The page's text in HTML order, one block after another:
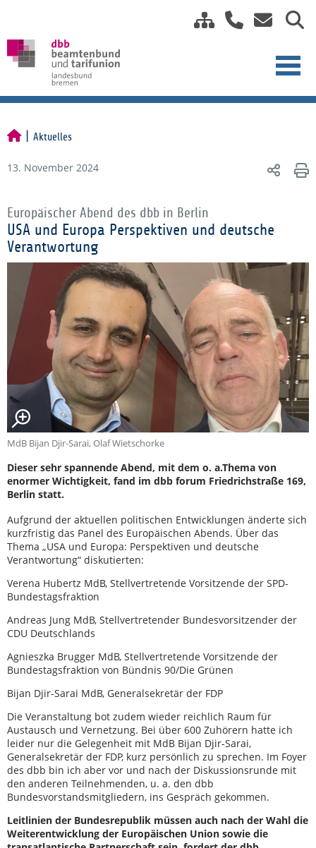
Aktuelles
13. November 2024
Europäischer Abend des dbb in Berlin
USA und Europa Perspektiven und deutsche
Verantwortung
MdB Bijan Djir-Sarai, Olaf Wietschorke
Dieser sehr spannende Abend, mit dem o. a.Thema von
enormer Wichtigkeit, fand im dbb forum Friedrichstraße 169,
Berlin statt.
Aufgrund der aktuellen politischen Entwicklungen änderte sich
kurzfristig das Panel des Europäischen Abends. Über das
Thema „USA und Europa: Perspektiven und deutsche
Verantwortung“ diskutierten:
Verena Hubertz MdB, Stellvertretende Vorsitzende der SPD-
Bundestagsfraktion
Andreas Jung MdB, Stellvertretender Bundesvorsitzender der
CDU Deutschlands
Agnieszka Brugger MdB, Stellvertretende Vorsitzende der
Bundestagsfraktion von Bündnis 90/Die Grünen
Bijan Djir-Sarai MdB, Generalsekretär der FDP
Die Veranstaltung bot zudem wieder reichlich Raum für
Austausch und Vernetzung. Bei über 600 Zuhörern hatte ich
leider nur die Gelegenheit mit MdB Bijan Djir-Sarai,
Generalsekretär der FDP, kurz persönlich zu sprechen. Im Foyer
des dbb bin ich aber vor und nach der Diskussionsrunde mit
den anderen Teilnehmenden, u. a. den dbb
Bundesvorstandsmitgliedern, ins Gespräch gekommen.
Leitlinien der Bundesrepublik müssen auch nach der Wahl die
Weiterentwicklung der Europäischen Union sowie die